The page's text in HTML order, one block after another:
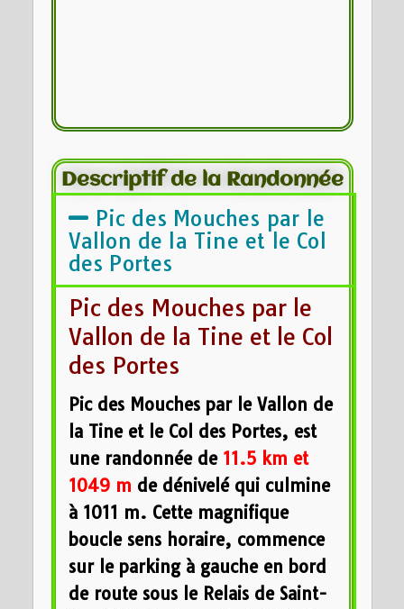
Descriptif de la Randonnée
Pic des Mouches par le
Vallon de la Tine et le Col
des Portes
Pic des Mouches par le
Vallon de la Tine et le Col
des Portes
Pic des Mouches par le Vallon de
la Tine et le Col des Portes, est
une randonnée de 11.5 km et
1049 m de dénivelé qui culmine
à 1011 m. Cette magnifique
boucle sens horaire, commence
sur le parking à gauche en bord
de route sous le Relais de Saint-